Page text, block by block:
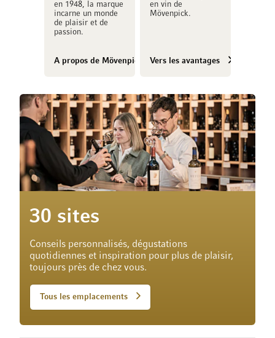
en 1948, la marque
incarne un monde
de plaisir et de
passion.
A propos de Mövenpick Vins
en vin de
Mövenpick.
Vers les avantages
30 sites
Conseils personnalisés, dégustations
quotidiennes et inspiration pour plus de plaisir,
toujours près de chez vous.
Tous les emplacements